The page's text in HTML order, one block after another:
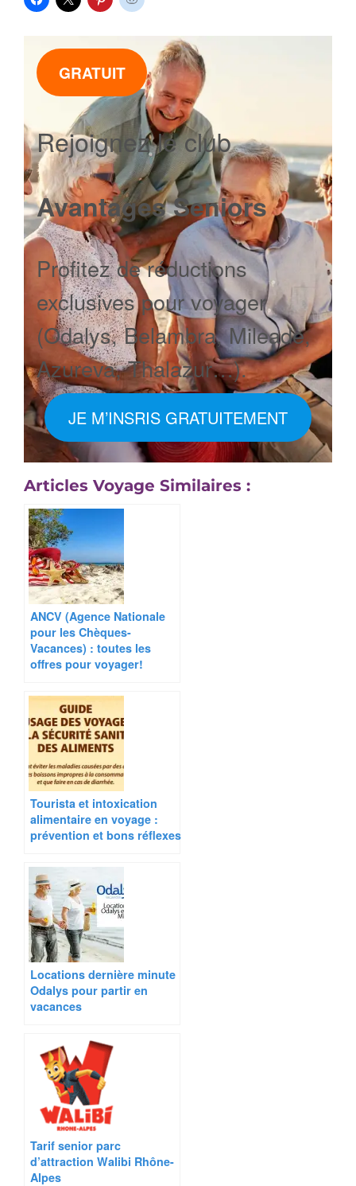
GRATUIT
Rejoignez le club
Avantages Seniors
Profitez de réductions
exclusives pour voyager
(Odalys, Belambra, Mileade,
Azureva, Thalazur…).
JE M’INSRIS GRATUITEMENT
Articles Voyage Similaires :
ANCV (Agence Nationale
pour les Chèques-
Vacances) : toutes les
offres pour voyager!
Tourista et intoxication
alimentaire en voyage :
prévention et bons réflexes
Locations dernière minute
Odalys pour partir en
vacances
Tarif senior parc
d’attraction Walibi Rhône-
Alpes